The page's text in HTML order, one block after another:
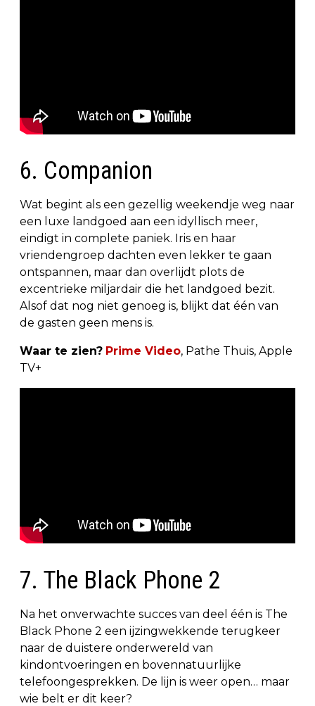
6. Companion
Wat begint als een gezellig weekendje weg naar
een luxe landgoed aan een idyllisch meer,
eindigt in complete paniek. Iris en haar
vriendengroep dachten even lekker te gaan
ontspannen, maar dan overlijdt plots de
excentrieke miljardair die het landgoed bezit.
Alsof dat nog niet genoeg is, blijkt dat één van
de gasten geen mens is.
Waar te zien? Prime Video, Pathe Thuis, Apple
TV+
7. The Black Phone 2
Na het onverwachte succes van deel één is The
Black Phone 2 een ijzingwekkende terugkeer
naar de duistere onderwereld van
kindontvoeringen en bovennatuurlijke
telefoongesprekken. De lijn is weer open… maar
wie belt er dit keer?